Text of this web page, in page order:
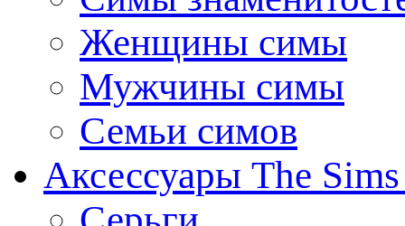
Женщины симы
Мужчины симы
Семьи симов
Аксессуары The